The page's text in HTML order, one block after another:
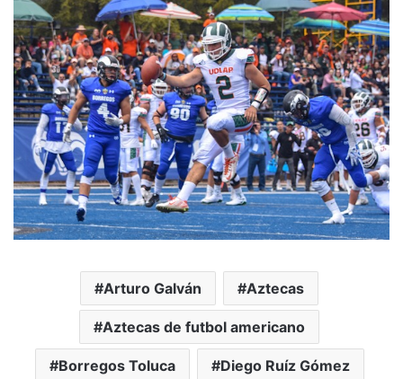
Arturo Galván Aztecas
Aztecas de futbol americano
Borregos Toluca Diego Ruíz Gómez